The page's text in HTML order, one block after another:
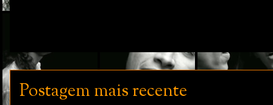
Postagem mais recente